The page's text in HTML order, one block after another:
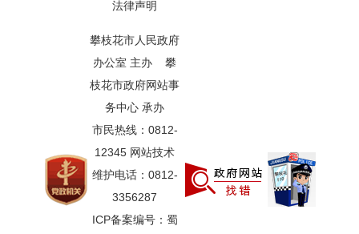
法律声明
攀枝花市人民政府
办公室 主办 攀
枝花市政府网站事
务中心 承办
市民热线：0812-
12345 网站技术
维护电话：0812-
3356287
ICP备案编号：蜀